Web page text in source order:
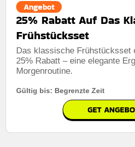
Angebot
25% Rabatt Auf Das
Frühstücksset
Das klassische Frühstücksset
25% Rabatt – eine elegante
Morgenroutine.
Gültig bis: Begrenzte Zeit
GET